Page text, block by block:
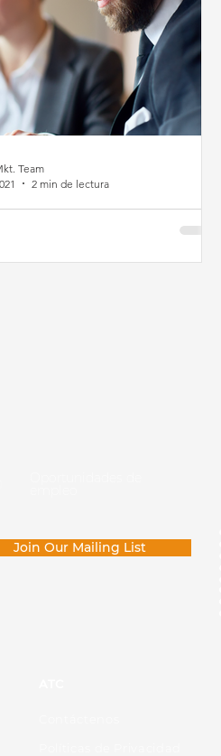
de adquirir VoIP
de
Team
2 min de lectura
Join Our Mailing List